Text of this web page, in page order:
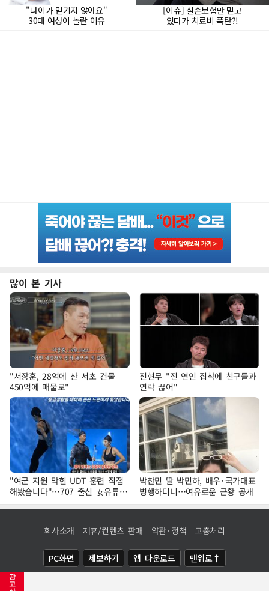
광
고
많이 본 기사
"서장훈, 28억에 산 서초 건물
450억에 매물로"
전현무 "전 연인 집착에 친구들과
연락 끊어"
"여군 지원 막힌 UDT 훈련 직접
해봤습니다"…707 출신 女유튜버
'완벽 소화'
박찬민 딸 박민하, 배우·국가대표
병행하더니…여유로운 근황 공개
회사소개 제휴/컨텐츠 판매 약관·정책 고충처리
PC화면 제보하기 앱 다운로드 맨위로↑